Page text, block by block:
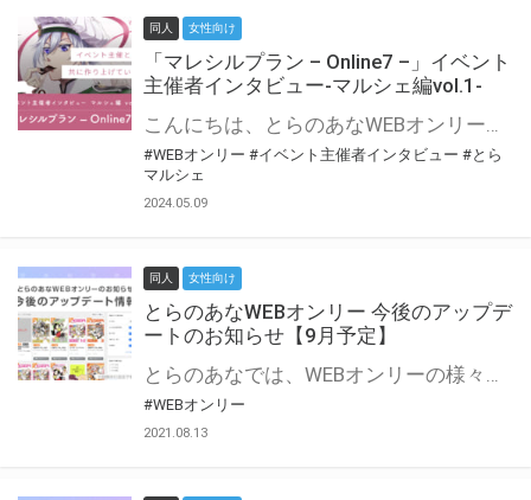
同人 女性向け
「マレシルプラン – Online7 –」イベント
主催者インタビュー-マルシェ編vol.1-
こんにちは、とらのあなWEBオンリー運営スタッフです。 新たにお届けする、イベント主催者インタビュー-マルシェ編-は、 とらのあなWEBオンリー「マルシェ」をご利用した主催様に 「マルシェ」を使って開催した感想や心がけをお聞きする企画です。 今回は、WEBオンリー開催7回目迎えた「マレシルプラン – Online7 –」より、 主催の玉川うた様にお話を伺いました。 ▼マレシルプランのインタビュー前回記事 「イベント主催者インタビュー vol.6」はこちら 協力：玉川うた様（マレシルプラン実行委員会 代表）／イベント公式Twitter（@mallesil_plan） とらのあなWEBオンリー「マルシェ」とは？ WEBオンリーでリアルタイムでコミュニケーションがとれるオンライン会場です。
#WEBオンリー #イベント主催者インタビュー #とら
マルシェ
2024.05.09
同人 女性向け
とらのあなWEBオンリー 今後のアップデ
ートのお知らせ【9月予定】
とらのあなでは、WEBオンリーの様々な支援を実施しています。 今回は2021年9月に実装を予定しているアップデート情報についてご紹介いたします。 とらのあなWEBオンリーサイトはこちら
#WEBオンリー
2021.08.13